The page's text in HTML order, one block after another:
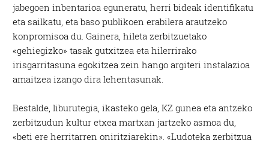
jabegoen inbentarioa eguneratu, herri bideak identifikatu
eta sailkatu, eta baso publikoen erabilera arautzeko
konpromisoa du. Gainera, hileta zerbitzuetako
«gehiegizko» tasak gutxitzea eta hilerrirako
irisgarritasuna egokitzea zein hango argiteri instalazioa
amaitzea izango dira lehentasunak.
Bestalde, liburutegia, ikasteko gela, KZ gunea eta antzeko
zerbitzudun kultur etxea martxan jartzeko asmoa du,
«beti ere herritarren oniritziarekin». «Ludoteka zerbitzua